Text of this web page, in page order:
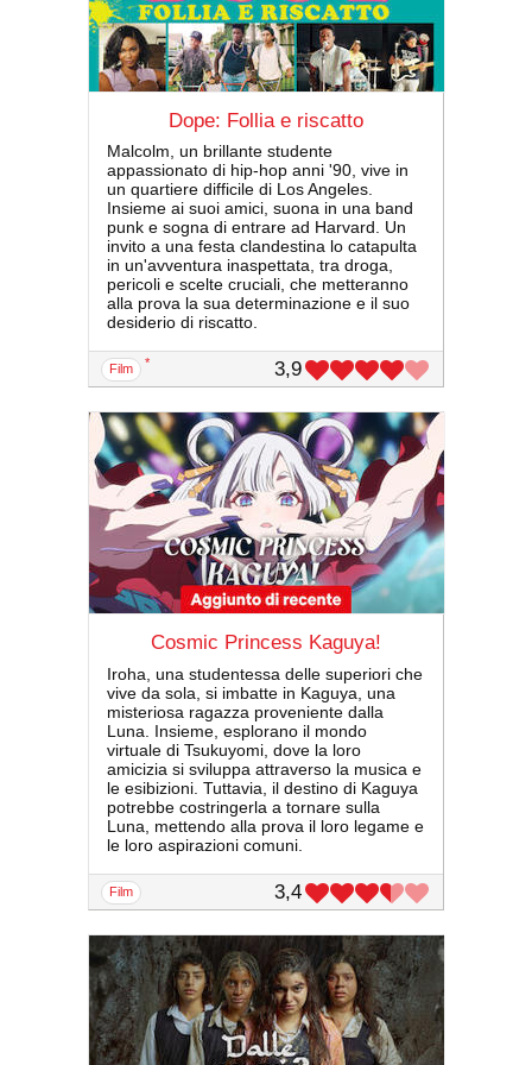
Dope: Follia e riscatto
Malcolm, un brillante studente
appassionato di hip-hop anni '90, vive in
un quartiere difficile di Los Angeles.
Insieme ai suoi amici, suona in una band
punk e sogna di entrare ad Harvard. Un
invito a una festa clandestina lo catapulta
in un'avventura inaspettata, tra droga,
pericoli e scelte cruciali, che metteranno
alla prova la sua determinazione e il suo
desiderio di riscatto.
film * 3,9
Cosmic Princess Kaguya!
Iroha, una studentessa delle superiori che
vive da sola, si imbatte in Kaguya, una
misteriosa ragazza proveniente dalla
Luna. Insieme, esplorano il mondo
virtuale di Tsukuyomi, dove la loro
amicizia si sviluppa attraverso la musica e
le esibizioni. Tuttavia, il destino di Kaguya
potrebbe costringerla a tornare sulla
Luna, mettendo alla prova il loro legame e
le loro aspirazioni comuni.
film 3,4